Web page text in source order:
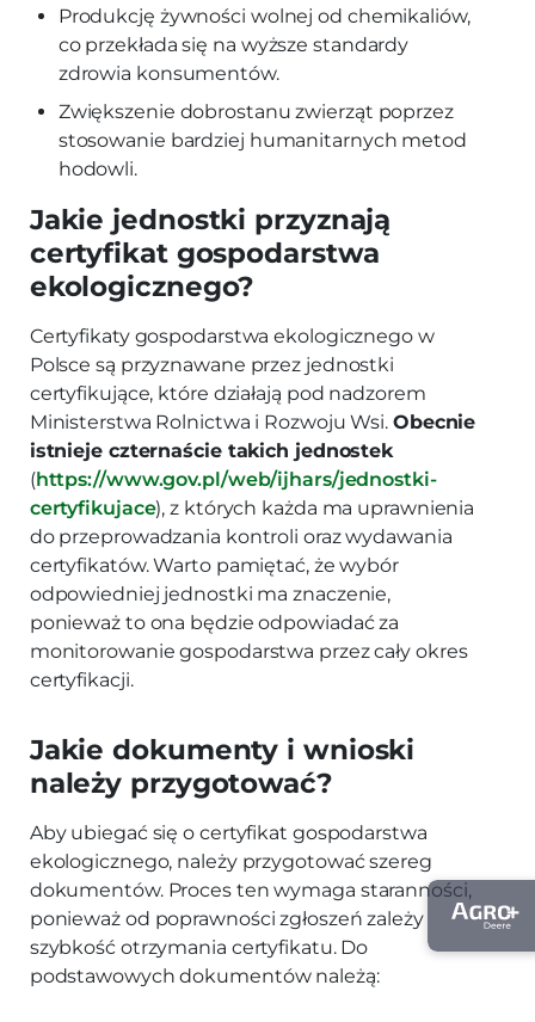
Produkcję żywności wolnej od chemikaliów,
co przekłada się na wyższe standardy
zdrowia konsumentów.
Zwiększenie dobrostanu zwierząt poprzez
stosowanie bardziej humanitarnych metod
hodowli.
Jakie jednostki przyznają
certyfikat gospodarstwa
ekologicznego?
Certyfikaty gospodarstwa ekologicznego w
Polsce są przyznawane przez jednostki
certyfikujące, które działają pod nadzorem
Ministerstwa Rolnictwa i Rozwoju Wsi. Obecnie
istnieje czternaście takich jednostek
(https://www.gov.pl/web/ijhars/jednostki-
certyfikujace), z których każda ma uprawnienia
do przeprowadzania kontroli oraz wydawania
certyfikatów. Warto pamiętać, że wybór
odpowiedniej jednostki ma znaczenie,
ponieważ to ona będzie odpowiadać za
monitorowanie gospodarstwa przez cały okres
certyfikacji.
Jakie dokumenty i wnioski
należy przygotować?
Aby ubiegać się o certyfikat gospodarstwa
ekologicznego, należy przygotować szereg
dokumentów. Proces ten wymaga staranności,
ponieważ od poprawności zgłoszeń zależy
szybkość otrzymania certyfikatu. Do
podstawowych dokumentów należą: